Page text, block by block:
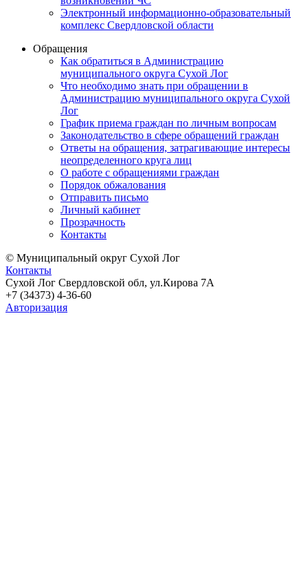
Электронный информационно-образовательный
комплекс Свердловской области
Обращения
Как обратиться в Администрацию
муниципального округа Сухой Лог
Что необходимо знать при обращении в
Администрацию муниципального округа Сухой
Лог
График приема граждан по личным вопросам
Законодательство в сфере обращений граждан
Ответы на обращения, затрагивающие интересы
неопределенного круга лиц
О работе с обращениями граждан
Порядок обжалования
Отправить письмо
Личный кабинет
Прозрачность
Контакты
© Муниципальный округ Сухой Лог
Контакты
Сухой Лог Свердловской обл, ул.Кирова 7А
+7 (34373) 4-36-60
Авторизация